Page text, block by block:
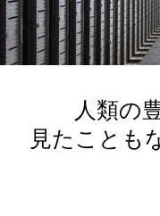
人類の
見たことも